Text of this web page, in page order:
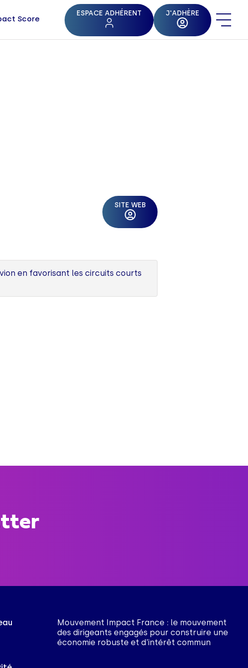
Score
ESPACE ADHÉRENT J'ADHÈRE
SITE WEB
en favorisant les circuits courts
Mouvement Impact France : le mouvement
des dirigeants engagés pour construire une
économie robuste et d'intérêt commun